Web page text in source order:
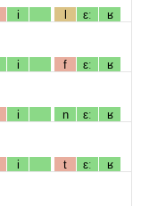
i l ɛː ʁ
i f ɛː ʁ
i n ɛː ʁ
i t ɛː ʁ